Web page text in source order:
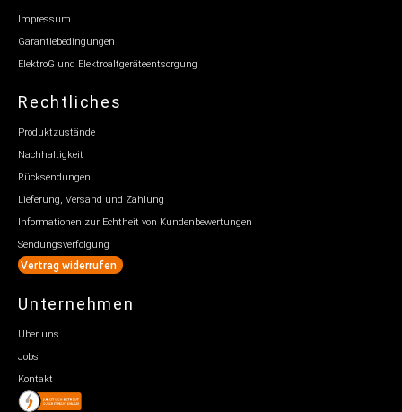
Impressum
Garantiebedingungen
ElektroG und Elektroaltgeräteentsorgung
Rechtliches
Produktzustände
Nachhaltigkeit
Rücksendungen
Lieferung, Versand und Zahlung
Informationen zur Echtheit von Kundenbewertungen
Sendungsverfolgung
Vertrag widerrufen
Unternehmen
Über uns
Jobs
Kontakt